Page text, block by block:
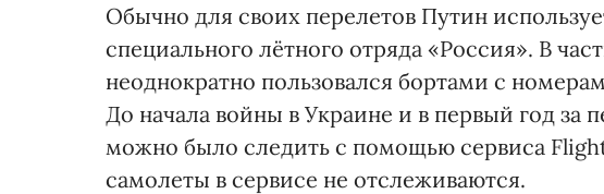
Обычно для своих перелетов Путин
специального лётного отряда «Россия». В
неоднократно пользовался бортами с
До начала войны в Украине и в первый год за
можно было следить с помощью сервиса
самолеты в сервисе не отслеживаются.